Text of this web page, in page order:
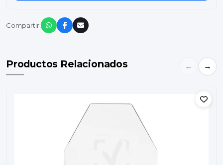
Compartir:
Productos Relacionados ← →